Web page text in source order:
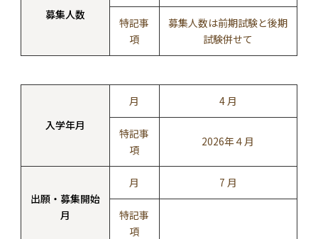
募集人数
特記事
項
募集人数は前期試験と後期
試験併せて
入学年月
月 4 月
特記事
項
2026年４月
出願・募集開始
月
月 7 月
特記事
項